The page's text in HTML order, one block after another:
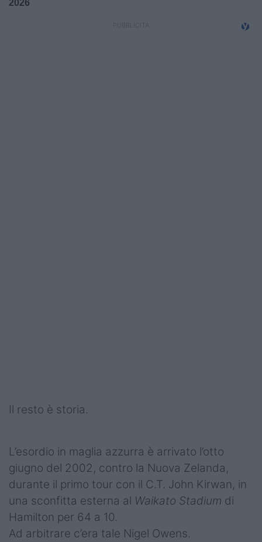
Il resto è storia.
L’esordio in maglia azzurra è arrivato l’otto
giugno del 2002, contro la Nuova Zelanda,
durante il primo tour con il C.T. John Kirwan, in
una sconfitta esterna al Waikato Stadium di
Hamilton per 64 a 10.
Ad arbitrare c’era tale Nigel Owens.